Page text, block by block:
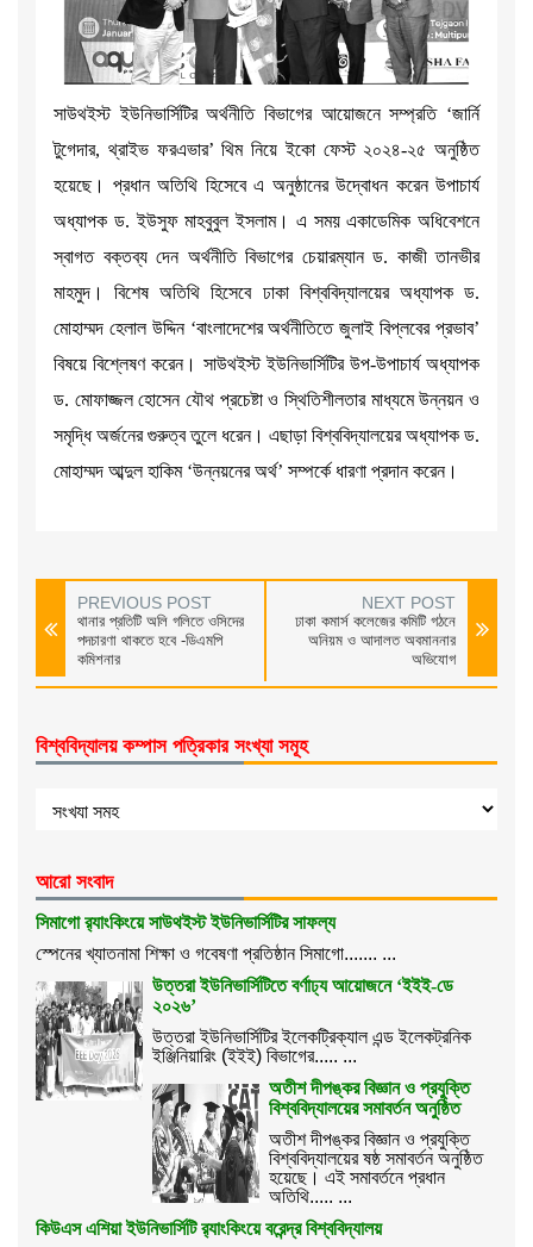
সাউথইস্ট ইউনিভার্সিটির অর্থনীতি বিভাগের আয়োজনে সম্প্রতি ‘জার্নি
টুগেদার, থ্রাইভ ফরএভার’ থিম নিয়ে ইকো ফেস্ট ২০২৪-২৫ অনুষ্ঠিত
হয়েছে। প্রধান অতিথি হিসেবে এ অনুষ্ঠানের উদ্বোধন করেন উপাচার্য
অধ্যাপক ড. ইউসুফ মাহবুবুল ইসলাম। এ সময় একাডেমিক অধিবেশনে
স্বাগত বক্তব্য দেন অর্থনীতি বিভাগের চেয়ারম্যান ড. কাজী তানভীর
মাহমুদ। বিশেষ অতিথি হিসেবে ঢাকা বিশ্ববিদ্যালয়ের অধ্যাপক ড.
মোহাম্মদ হেলাল উদ্দিন ‘বাংলাদেশের অর্থনীতিতে জুলাই বিপ্লবের প্রভাব’
বিষয়ে বিশ্লেষণ করেন। সাউথইস্ট ইউনিভার্সিটির উপ-উপাচার্য অধ্যাপক
ড. মোফাজ্জল হোসেন যৌথ প্রচেষ্টা ও স্থিতিশীলতার মাধ্যমে উন্নয়ন ও
সমৃদ্ধি অর্জনের গুরুত্ব তুলে ধরেন। এছাড়া বিশ্ববিদ্যালয়ের অধ্যাপক ড.
মোহাম্মদ আব্দুল হাকিম ‘উন্নয়নের অর্থ’ সম্পর্কে ধারণা প্রদান করেন।
PREVIOUS POST
থানার প্রতিটি অলি গলিতে ওসিদের
পদচারণা থাকতে হবে -ডিএমপি
কমিশনার
NEXT POST
ঢাকা কমার্স কলেজের কমিটি গঠনে
অনিয়ম ও আদালত অবমাননার
অভিযোগ
বিশ্ববিদ্যালয় কম্পাস পত্রিকার সংখ্যা সমূহ
আরো সংবাদ
সিমাগো র‌্যাংকিংয়ে সাউথইস্ট ইউনিভার্সিটির সাফল্য
স্পেনের খ্যাতনামা শিক্ষা ও গবেষণা প্রতিষ্ঠান সিমাগো....... ...
উত্তরা ইউনিভার্সিটিতে বর্ণাঢ্য আয়োজনে ‘ইইই-ডে
২০২৬’
উত্তরা ইউনিভার্সিটির ইলেকট্রিক্যাল এন্ড ইলেকট্রনিক
ইঞ্জিনিয়ারিং (ইইই) বিভাগের..... ...
অতীশ দীপঙ্কর বিজ্ঞান ও প্রযুক্তি
বিশ্ববিদ্যালয়ের সমাবর্তন অনুষ্ঠিত
অতীশ দীপঙ্কর বিজ্ঞান ও প্রযুক্তি
বিশ্ববিদ্যালয়ের ষষ্ঠ সমাবর্তন অনুষ্ঠিত
হয়েছে। এই সমাবর্তনে প্রধান
অতিথি..... ...
কিউএস এশিয়া ইউনিভার্সিটি র‌্যাংকিংয়ে বরেন্দ্র বিশ্ববিদ্যালয়